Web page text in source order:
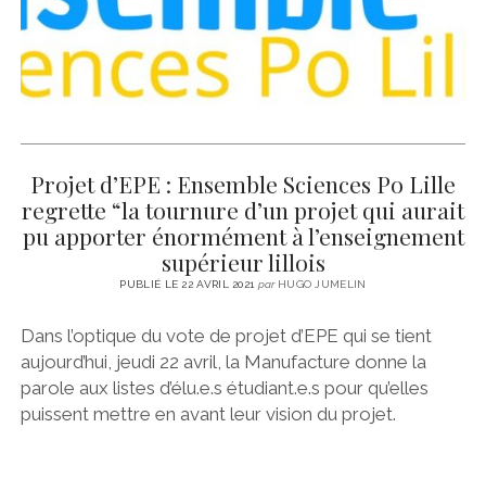
Projet d’EPE : Ensemble Sciences Po Lille
regrette “la tournure d’un projet qui aurait
pu apporter énormément à l’enseignement
supérieur lillois
PUBLIÉ LE 22 AVRIL 2021 parHUGO JUMELIN
Dans l’optique du vote de projet d’EPE qui se tient
aujourd’hui, jeudi 22 avril, la Manufacture donne la
parole aux listes d’élu.e.s étudiant.e.s pour qu’elles
puissent mettre en avant leur vision du projet.